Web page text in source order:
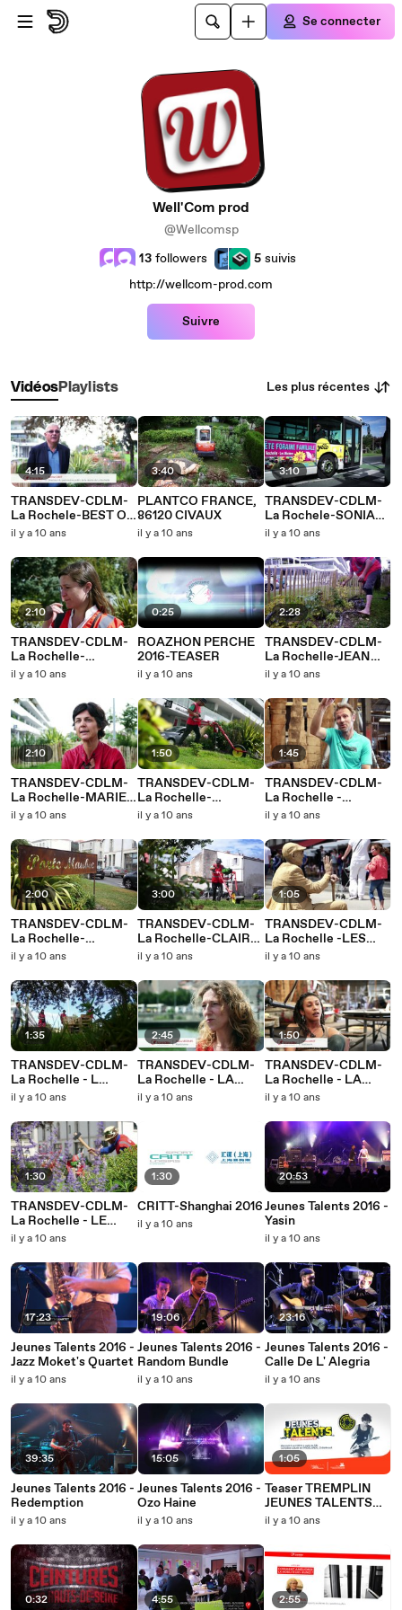
Passer au contenu principal
Se connecter
Well'Com prod
@Wellcomsp
13 followers 5 suivis
http://wellcom-prod.com
Suivre
VidéosPlaylists Les plus récentes
4:15
TRANSDEV-CDLM-
La Rochele-BEST OF
V2
il y a 10 ans
2:10
TRANSDEV-CDLM-
La Rochelle-
BRIGITTE
il y a 10 ans
2:10
TRANSDEV-CDLM-
La Rochelle-MARIE
SANTINI
il y a 10 ans
2:00
TRANSDEV-CDLM-
La Rochelle-
THIERRY
il y a 10 ans
1:35
TRANSDEV-CDLM-
La Rochelle - L
INSTALLATION DE
il y a 10 ans
1:30
TRANSDEV-CDLM-
La Rochelle - LE
SENTIER
il y a 10 ans
17:23
Jeunes Talents 2016 -
Jazz Moket's Quartet
il y a 10 ans
39:35
Jeunes Talents 2016 -
Redemption
il y a 10 ans
0:32
3:40
PLANTCO FRANCE,
86120 CIVAUX
il y a 10 ans
0:25
ROAZHON PERCHE
2016-TEASER
il y a 10 ans
1:50
TRANSDEV-CDLM-
La Rochelle-
PATRICE GIRET
il y a 10 ans
3:00
TRANSDEV-CDLM-
La Rochelle-CLAIRE
POURSIN
il y a 10 ans
2:45
TRANSDEV-CDLM-
La Rochelle - LA
SIGNALISATION AU
il y a 10 ans
1:30
CRITT-Shanghai 2016
il y a 10 ans
19:06
Jeunes Talents 2016 -
Random Bundle
il y a 10 ans
15:05
Jeunes Talents 2016 -
Ozo Haine
il y a 10 ans
4:55
3:10
TRANSDEV-CDLM-
La Rochele-SONIA
LAVADINHOSONIA
MASTER
il y a 10 ans
2:28
TRANSDEV-CDLM-
La Rochelle-JEAN
MARC SOUBESTE
il y a 10 ans
1:45
TRANSDEV-CDLM-
La Rochelle -
L'INSTALLATION DU
il y a 10 ans
1:05
TRANSDEV-CDLM-
La Rochelle -LES
MIROIRS
il y a 10 ans
1:50
TRANSDEV-CDLM-
La Rochelle - LA
CREATION DU
il y a 10 ans
20:53
Jeunes Talents 2016 -
Yasin
il y a 10 ans
23:16
Jeunes Talents 2016 -
Calle De L' Alegria
il y a 10 ans
1:05
Teaser TREMPLIN
JEUNES TALENTS
2016 - Châtellerault
il y a 10 ans
2:55